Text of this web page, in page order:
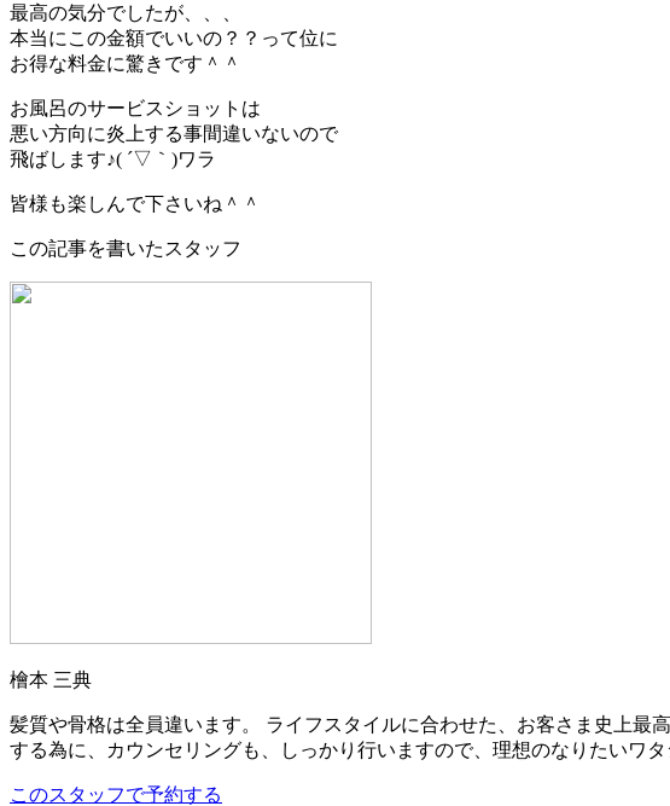
最高の気分でしたが、、、
本当にこの金額でいいの？？って位に
お得な料金に驚きです＾＾
お風呂のサービスショットは
悪い方向に炎上する事間違いないので
飛ばします♪( ´▽｀)ワラ
皆様も楽しんで下さいね＾＾
この記事を書いたスタッフ
檜本 三典
髪質や骨格は全員違います。 ライフスタイルに合わせた、お客さま史上
する為に、カウンセリングも、しっかり行いますので、理想のなりたいワ
このスタッフで予約する